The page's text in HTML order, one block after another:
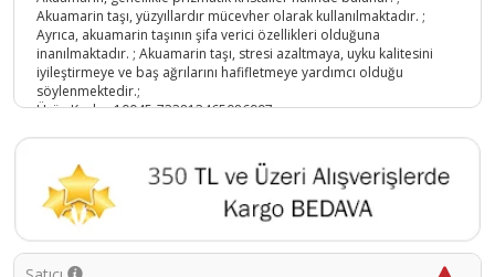
Akuamarin taşı, yüzyıllardır mücevher olarak kullanılmaktadır. ;
Ayrıca, akuamarin taşının şifa verici özellikleri olduğuna
inanılmaktadır. ; Akuamarin taşı, stresi azaltmaya, uyku kalitesini
iyileştirmeye ve baş ağrılarını hafifletmeye yardımcı olduğu
söylenmektedir.;
Ürün Kodu :10045-733813465086997